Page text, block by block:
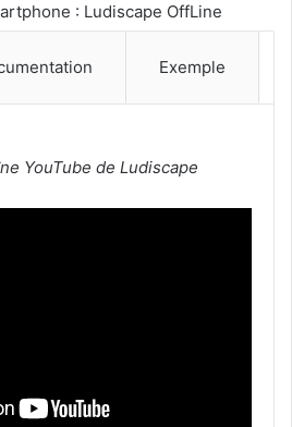
: Ludiscape OffLine
Exemple
YouTube de Ludiscape